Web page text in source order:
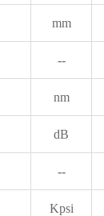
mm
--
nm
dB
--
Kpsi